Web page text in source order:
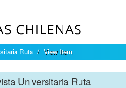
Ruta View Item
Universitaria Ruta